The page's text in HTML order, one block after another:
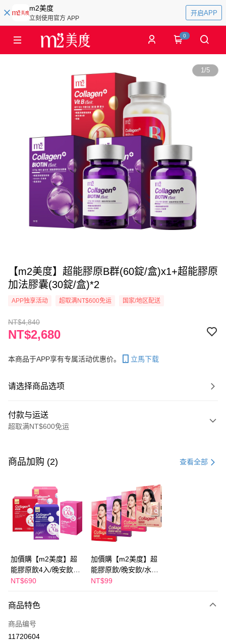
m2美度
立刻使用官方 APP
开启APP
0
1/5
【m2美度】超能膠原B群(60錠/盒)x1+超能膠原
加法膠囊(30錠/盒)*2
APP独享活动 超取满NT$600免运 国家/地区配送
NT$4,840
NT$2,680
本商品于APP享有专属活动优惠价。 立馬下载
请选择商品选项
付款与运送
超取满NT$600免运
信用卡一次付款
LINE Pay
Apple Pay
街口支付
悠遊付
大哥付你分期
相关说明
1. 本服务由台湾大哥大提供，电信用户可立即使用无须另外申请。（限个人
2. 付款方式选择 “大哥付你分期”，订单成立后会自动跳转到大哥付的交易流
程，验证手机门号后，选择欲分期的期数、缴款截止日，确认付款后即完成
AFTEE先享后付
一、關於 AFTEE先享後付
1. 於付款方式選擇AFTEE先享後付，將跳出AFTEE先享後付手機驗證視
ATM付款
商品加购 (2) 查看全部
加價購【m2美度】超
能膠原飲4入/晚安飲4
入/水光飲4入/新生飲4
NT$690
加價購【m2美度】超
能膠原飲/晚安飲/水光
飲/新生飲 -(1入/任選1
NT$99
商品特色
商品编号
11720604